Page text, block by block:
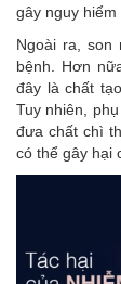
gây nguy hiểm
Ngoài ra, son
bệnh. Hơn
đây là chất
Tuy nhiên,
đưa chất chì
có thể gây hại